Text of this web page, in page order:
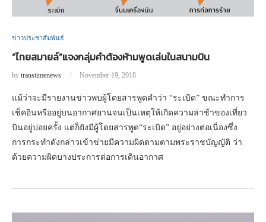
ข่าวประชาสัมพันธ์
“ไทยสมายล์”แจงกลุ่มคำต้องห้ามพูดเล่นในสนามบิน
by transtimenews November 19, 2018
แม้ว่าจะมีรายงานข่าวพบผู้โดยสารพูดคำว่า “ระเบิด” ขณะทำการ
เช็คอินหรืออยู่บนอากาศยานจนเป็นเหตุให้เกิดความล่าช้าของเที่ยว
บินอยู่บ่อยครั้ง แต่ก็ยังมีผู้โดยสารพูด“ระเบิด” อยู่อย่างต่อเนื่องซึ่ง
การกระทำดังกล่าวเข้าข่ายมีความผิดตามตามพระราชบัญญัติ ว่า
ด้วยความผิดบางประการต่อการเดินอากาศ